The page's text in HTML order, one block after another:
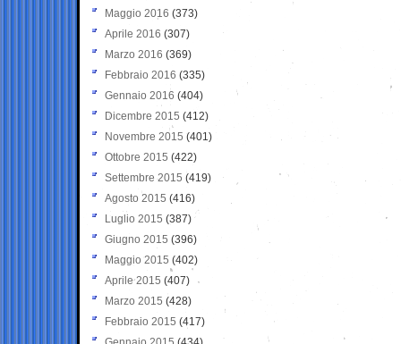
Maggio 2016 (373)
Aprile 2016 (307)
Marzo 2016 (369)
Febbraio 2016 (335)
Gennaio 2016 (404)
Dicembre 2015 (412)
Novembre 2015 (401)
Ottobre 2015 (422)
Settembre 2015 (419)
Agosto 2015 (416)
Luglio 2015 (387)
Giugno 2015 (396)
Maggio 2015 (402)
Aprile 2015 (407)
Marzo 2015 (428)
Febbraio 2015 (417)